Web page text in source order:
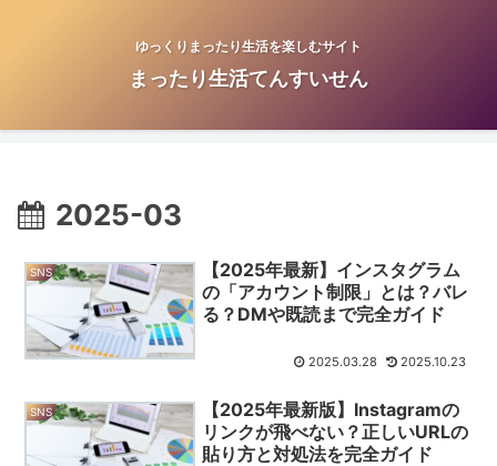
ゆっくりまったり生活を楽しむサイト
まったり生活てんすいせん
2025-03
SNS
【2025年最新】インスタグラム
の「アカウント制限」とは？バレ
る？DMや既読まで完全ガイド
2025.03.28 2025.10.23
SNS
【2025年最新版】Instagramの
リンクが飛べない？正しいURLの
貼り方と対処法を完全ガイド